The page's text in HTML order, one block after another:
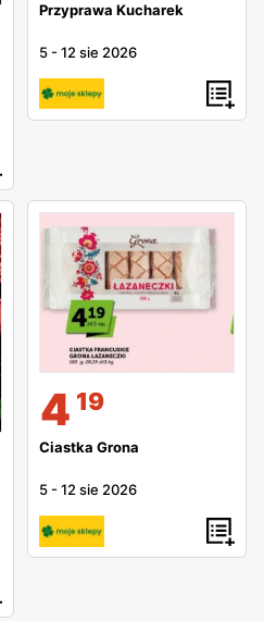
Przyprawa Kucharek
5 -12 sie 2026
4 19
Ciastka Grona
5 -12 sie 2026